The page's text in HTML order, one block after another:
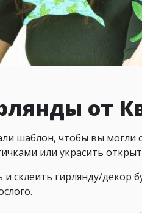
от
шаблон, чтобы вы могли
или украсить
и склеить гирлянду/